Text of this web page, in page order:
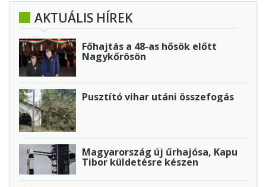
AKTUÁLIS HÍREK
Főhajtás a 48-as hősök előtt
Nagykőrösön
Pusztító vihar utáni összefogás
Magyarország új űrhajósa, Kapu
Tibor küldetésre készen